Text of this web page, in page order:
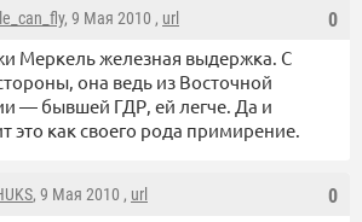
0
, 9 Мая 2010 , url
Меркель железная выдержка. С
она ведь из Восточной
— бывшей ГДР, ей легче. Да и
это как своего рода примирение.
0
, 9 Мая 2010 , url